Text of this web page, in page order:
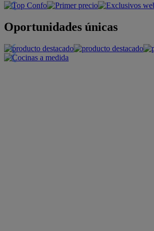
Oportunidades únicas